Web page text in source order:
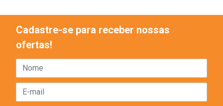
Cadastre-se para receber nossas
ofertas!